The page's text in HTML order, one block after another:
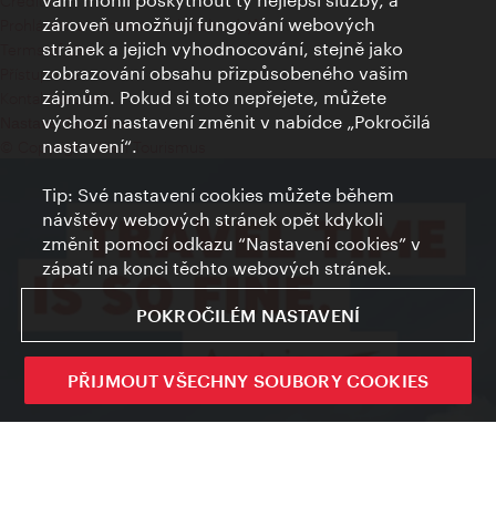
Prohlášení o ochraně osobních údajů
Terms of Use
Přístupnost
Kontakt pro tisk
Nastavení cookies
© Copyright Wien Tourismus
zároveň umožňují fungování webových
stránek a jejich vyhodnocování, stejně jako
zobrazování obsahu přizpůsobeného vašim
zájmům. Pokud si toto nepřejete, můžete
výchozí nastavení změnit v nabídce „Pokročilá
nastavení“.
Tip: Své nastavení cookies můžete během
návštěvy webových stránek opět kdykoli
změnit pomocí odkazu “Nastavení cookies” v
zápatí na konci těchto webových stránek.
POKROČILÉM NASTAVENÍ
PŘIJMOUT VŠECHNY SOUBORY COOKIES